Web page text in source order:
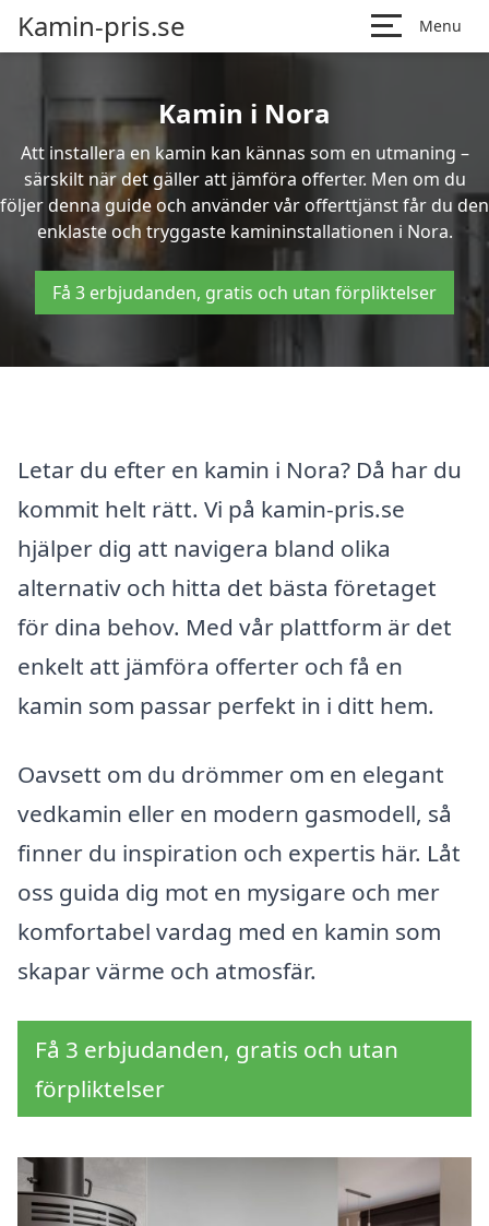
Kamin-pris.se Menu
Kamin i Nora
Att installera en kamin kan kännas som en utmaning –
särskilt när det gäller att jämföra offerter. Men om du
följer denna guide och använder vår offerttjänst får du den
enklaste och tryggaste kamininstallationen i Nora.
Få 3 erbjudanden, gratis och utan förpliktelser
Letar du efter en kamin i Nora? Då har du
kommit helt rätt. Vi på kamin-pris.se
hjälper dig att navigera bland olika
alternativ och hitta det bästa företaget
för dina behov. Med vår plattform är det
enkelt att jämföra offerter och få en
kamin som passar perfekt in i ditt hem.
Oavsett om du drömmer om en elegant
vedkamin eller en modern gasmodell, så
finner du inspiration och expertis här. Låt
oss guida dig mot en mysigare och mer
komfortabel vardag med en kamin som
skapar värme och atmosfär.
Få 3 erbjudanden, gratis och utan
förpliktelser